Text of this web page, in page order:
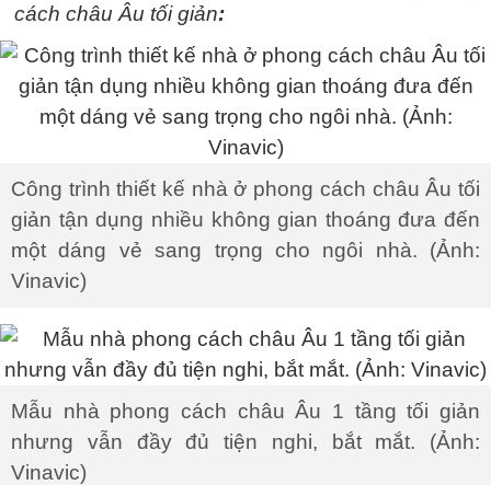
cách châu Âu tối giản:
Công trình thiết kế nhà ở phong cách châu Âu tối
giản tận dụng nhiều không gian thoáng đưa đến
một dáng vẻ sang trọng cho ngôi nhà. (Ảnh:
Vinavic)
Mẫu nhà phong cách châu Âu 1 tầng tối giản
nhưng vẫn đầy đủ tiện nghi, bắt mắt. (Ảnh:
Vinavic)